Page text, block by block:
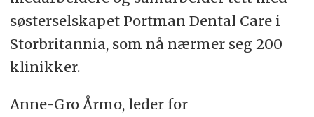
søsterselskapet Portman Dental Care i
Storbritannia, som nå nærmer seg 200
klinikker.
Anne-Gro Årmo, leder for